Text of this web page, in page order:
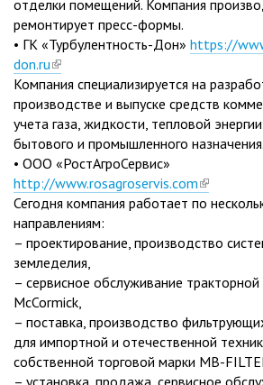
отделки помещений. Компания
ремонтирует пресс-формы.
• ГК «Турбулентность-Дон» https://
don.ru(link
is
external)
Компания специализируется на
производстве и выпуске средств
учета газа, жидкости, тепловой
бытового и промышленного назначения.
• ООО «РостАгроСервис»
http://www.rosagroservis.com(link
is
Сегодня компания работает по
направлениям:
– проектирование, производство
земледелия,
– сервисное обслуживание тракторной
McCormick,
– поставка, производство
для импортной и отечественной
собственной торговой марки MB-
– установка, продажа, сервисное